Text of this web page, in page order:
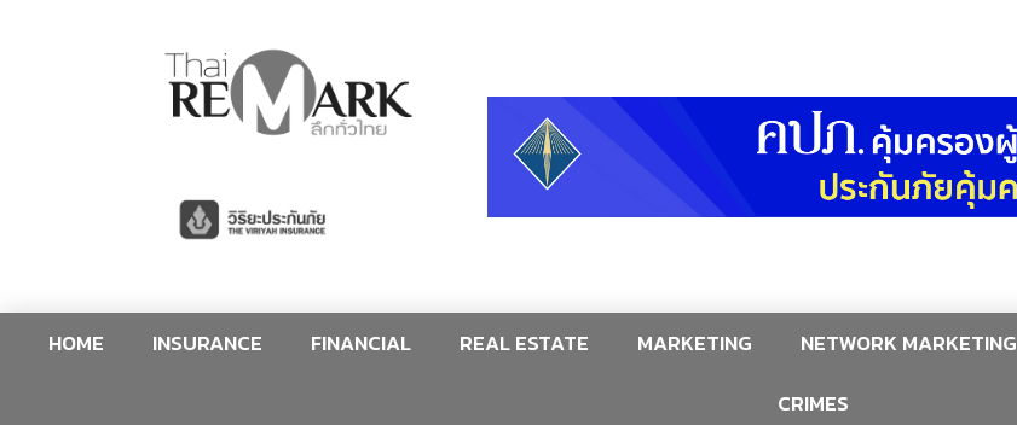
HOME INSURANCE FINANCIAL REAL ESTATE MARKETING NETWORK MARKETING
CRIMES